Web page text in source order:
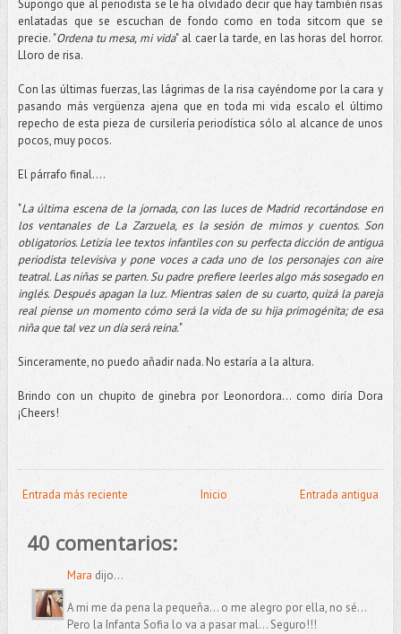
Supongo que al periodista se le ha olvidado decir que hay también risas
enlatadas que se escuchan de fondo como en toda sitcom que se
precie. "Ordena tu mesa, mi vida" al caer la tarde, en las horas del horror.
Lloro de risa.
Con las últimas fuerzas, las lágrimas de la risa cayéndome por la cara y
pasando más vergüenza ajena que en toda mi vida escalo el último
repecho de esta pieza de cursilería periodística sólo al alcance de unos
pocos, muy pocos.
El párrafo final....
"La última escena de la jornada, con las luces de Madrid recortándose en
los ventanales de La Zarzuela, es la sesión de mimos y cuentos. Son
obligatorios. Letizia lee textos infantiles con su perfecta dicción de antigua
periodista televisiva y pone voces a cada uno de los personajes con aire
teatral. Las niñas se parten. Su padre prefiere leerles algo más sosegado en
inglés. Después apagan la luz. Mientras salen de su cuarto, quizá la pareja
real piense un momento cómo será la vida de su hija primogénita; de esa
niña que tal vez un día será reina."
Sinceramente, no puedo añadir nada. No estaría a la altura.
Brindo con un chupito de ginebra por Leonordora... como diría Dora
¡Cheers!
Entrada más reciente Entrada antigua
Inicio
40 comentarios:
Mara dijo...
A mi me da pena la pequeña... o me alegro por ella, no sé...
Pero la Infanta Sofia lo va a pasar mal... Seguro!!!